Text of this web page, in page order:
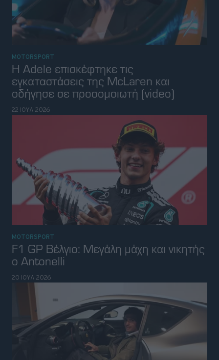
MOTORSPORT
Η Adele επισκέφτηκε τις
εγκαταστάσεις της McLaren και
οδήγησε σε προσομοιωτή (video)
22 ΙΟΥΛ 2026
MOTORSPORT
F1 GP Βέλγιο: Μεγάλη μάχη και νικητής
ο Antonelli
20 ΙΟΥΛ 2026